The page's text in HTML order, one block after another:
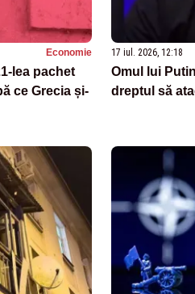
Economie
lea pachet
ce Grecia și-
17 iul. 2026, 12:18
Omul lui
dreptul să